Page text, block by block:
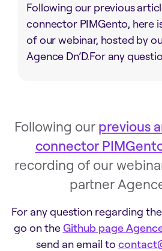
Following our previous
connector PIMGento, here
of our webinar, hosted by
Agence Dn’D.For any
Following our previous
connector
recording of our
partner
For any question regarding
go on theGithub page
send an email to